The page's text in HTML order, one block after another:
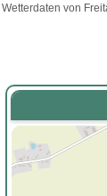
Wetterdaten von